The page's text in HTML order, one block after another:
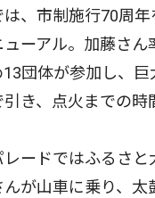
は、市制施行70周
ーアル。加藤さん
団体が参加し、
き、点火までの時
ードではふるさと
が山車に乗り、太